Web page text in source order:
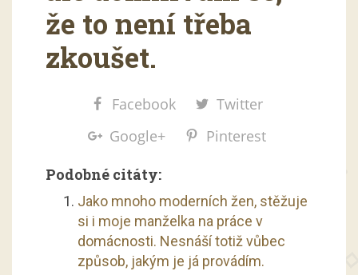
že to není třeba
zkoušet.
Facebook
Twitter
Google+
Pinterest
Podobné citáty:
Jako mnoho moderních žen, stěžuje
si i moje manželka na práce v
domácnosti. Nesnáší totiž vůbec
způsob, jakým je já provádím.